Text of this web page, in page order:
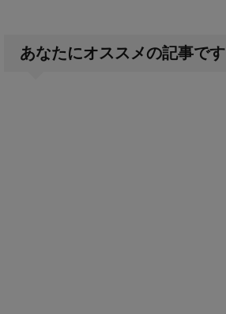
あなたにオススメの記事です